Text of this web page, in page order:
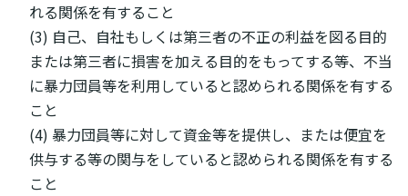
れる関係を有すること
(3) 自己、自社もしくは第三者の不正の利益を図る目的
または第三者に損害を加える目的をもってする等、不当
に暴力団員等を利用していると認められる関係を有する
こと
(4) 暴力団員等に対して資金等を提供し、または便宜を
供与する等の関与をしていると認められる関係を有する
こと